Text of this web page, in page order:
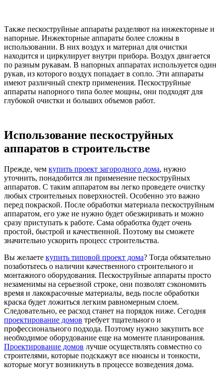
Также пескоструйные аппараты разделяют на инжекторные и
напорные. Инжекторные аппараты более сложны в
использовании. В них воздух и материал для очистки
находится и циркулирует внутри прибора. Воздух двигается
по разным рукавам. В напорных аппаратах используется один
рукав, из которого воздух попадает в сопло. Эти аппараты
имеют различный спектр применения. Пескоструйные
аппараты напорного типа более мощны, они подходят для
глубокой очистки и больших объемов работ.
Использование пескоструйных
аппаратов в строительстве
Прежде, чем купить проект загородного дома, нужно
уточнить, понадобится ли применение пескоструйных
аппаратов. С таким аппаратом вы легко проведете очистку
любых строительных поверхностей. Особенно это важно
перед покраской. После обработки материала пескоструйным
аппаратом, его уже не нужно будет обезжиривать и можно
сразу приступать к работе. Сама обработка будет очень
простой, быстрой и качественной. Поэтому вы сможете
значительно ускорить процесс строительства.
Вы желаете купить типовой проект дома? Тогда обязательно
позаботьтесь о наличии качественного строительного и
монтажного оборудования. Пескоструйные аппараты просто
незаменимы на серьезной строке, они позволят сэкономить
время и лакокрасочные материалы, ведь после обработки
краска будет ложиться легким равномерным слоем.
Следовательно, ее расход станет на порядок ниже. Сегодня
проектирование домов требует тщательного и
профессионального подхода. Поэтому нужно закупить все
необходимое оборудование еще на моменте планирования.
Проектирование домов лучше осуществлять совместно со
строителями, которые подскажут все нюансы и тонкости,
которые могут возникнуть в процессе возведения дома.